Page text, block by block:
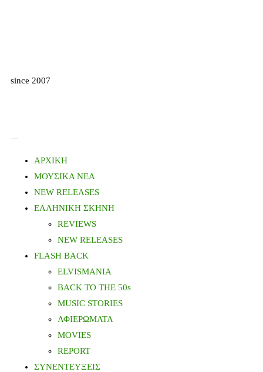
since 2007
ΑΡΧΙΚΗ
ΜΟΥΣΙΚΑ ΝΕΑ
NEW RELEASES
ΕΛΛΗΝΙΚΗ ΣΚΗΝΗ
REVIEWS
NEW RELEASES
FLASH BACK
ELVISMANIA
BACK TO THE 50s
MUSIC STORIES
ΑΦΙΕΡΩΜΑΤΑ
MOVIES
REPORT
ΣΥΝΕΝΤΕΥΞΕΙΣ